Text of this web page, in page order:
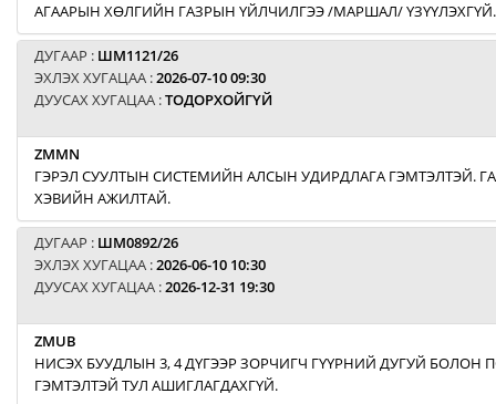
АГААРЫН ХӨЛГИЙН ГАЗРЫН ҮЙЛЧИЛГЭЭ /МАРШАЛ/ ҮЗҮҮЛЭХГҮЙ.
ДУГААР : ШМ1121/26
ЭХЛЭХ ХУГАЦАА :2026-07-10 09:30
ДУУСАХ ХУГАЦАА :ТОДОРХОЙГҮЙ
ZMMN
ГЭРЭЛ СУУЛТЫН СИСТЕМИЙН АЛСЫН УДИРДЛАГА ГЭМТЭЛТЭЙ.
ХЭВИЙН АЖИЛТАЙ.
ДУГААР : ШМ0892/26
ЭХЛЭХ ХУГАЦАА :2026-06-10 10:30
ДУУСАХ ХУГАЦАА :2026-12-31 19:30
ZMUB
НИСЭХ БУУДЛЫН 3, 4 ДҮГЭЭР ЗОРЧИГЧ ГҮҮРНИЙ ДУГУЙ БОЛОН
ГЭМТЭЛТЭЙ ТУЛ АШИГЛАГДАХГҮЙ.